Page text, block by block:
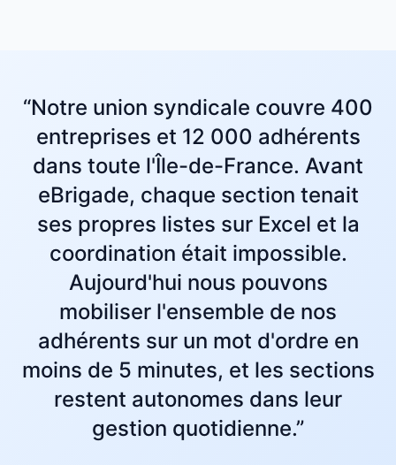
“Notre union syndicale couvre 400
entreprises et 12 000 adhérents
dans toute l'Île-de-France. Avant
eBrigade, chaque section tenait
ses propres listes sur Excel et la
coordination était impossible.
Aujourd'hui nous pouvons
mobiliser l'ensemble de nos
adhérents sur un mot d'ordre en
moins de 5 minutes, et les sections
restent autonomes dans leur
gestion quotidienne.”